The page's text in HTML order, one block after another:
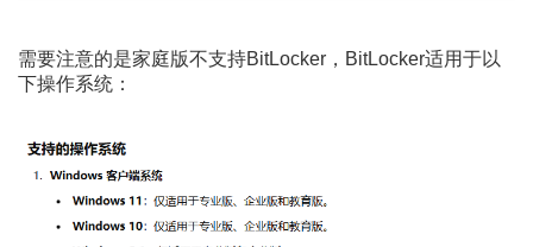
需要注意的是家庭版不支持BitLocker，BitLocker适用于以
下操作系统：